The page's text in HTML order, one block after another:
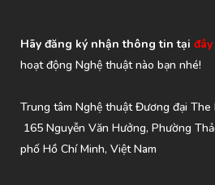
Hãy đăng ký nhận thông tin tại đây
hoạt động Nghệ thuật nào bạn nhé!
Trung tâm Nghệ thuật Đương đại The
165 Nguyễn Văn Hưởng, Phường
phố Hồ Chí Minh, Việt Nam